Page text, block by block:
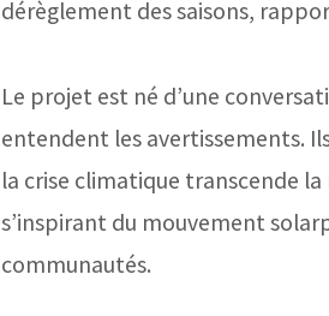
dérèglement des saisons,
Le projet est né d’une
entendent les avertissements.
la crise climatique transcende
s’inspirant du mouvement
communautés.